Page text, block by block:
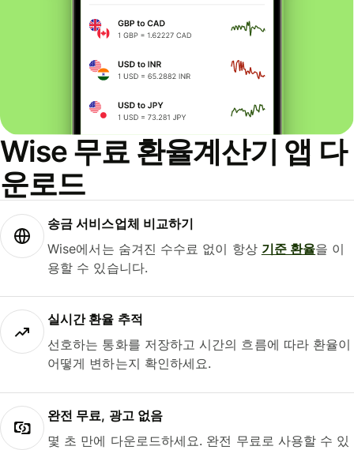
Wise 무료 환율계산기 앱 다
운로드
송금 서비스업체 비교하기
Wise에서는 숨겨진 수수료 없이 항상 기준 환율을 이
용할 수 있습니다.
실시간 환율 추적
선호하는 통화를 저장하고 시간의 흐름에 따라 환율이
어떻게 변하는지 확인하세요.
완전 무료, 광고 없음
몇 초 만에 다운로드하세요. 완전 무료로 사용할 수 있